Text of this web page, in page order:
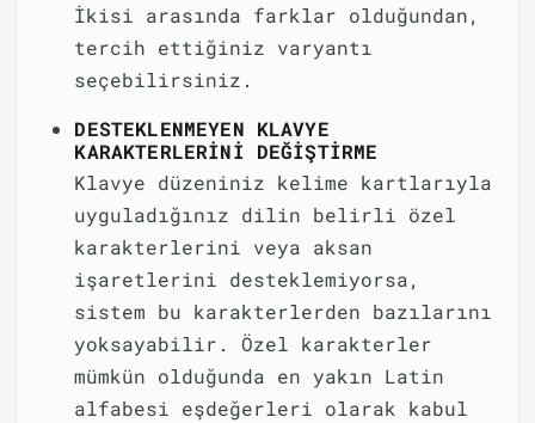
İkisi arasında farklar olduğundan,
tercih ettiğiniz varyantı
seçebilirsiniz.
DESTEKLENMEYEN KLAVYE
KARAKTERLERINI DEĞIŞTIRME
Klavye düzeniniz kelime kartlarıyla
uyguladığınız dilin belirli özel
karakterlerini veya aksan
işaretlerini desteklemiyorsa,
sistem bu karakterlerden bazılarını
yoksayabilir. Özel karakterler
mümkün olduğunda en yakın Latin
alfabesi eşdeğerleri olarak kabul